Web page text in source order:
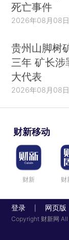
死亡事件
2026年08月08日
贵州山脚树
三年 矿长涉
大代表
2026年08月08日
财新移动
财新 财
登录 网页版
Copyright 财新网